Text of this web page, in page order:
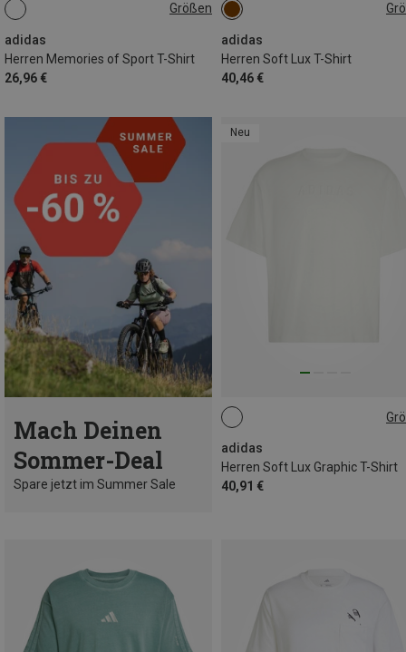
Größen
adidas
Herren Memories of Sport T-Shirt
26,96 €
S
adidas
Herren Soft Lux T-Shirt
40,46 €
S
Mach Deinen
Sommer-Deal
Spare jetzt im Summer Sale
Neu
adidas
Herren Soft Lux Graphic T-Shirt
40,91 €
S